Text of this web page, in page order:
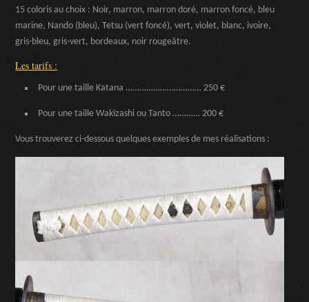
15 coloris au choix : Noir, marron, marron doré, marron foncé, bleu
marine, Nando (bleu), Tetsu (vert foncé), vert, violet, blanc, ivoire,
gris-bleu, gris-vert, bordeaux, noir rougeâtre.
Les tarifs :
Pour une taille Katana …………………………… 250 €
Pour une taille Wakizashi ou Tanto ………… 200 €
Vous trouverez ci-dessous quelques exemples de mes réalisations :